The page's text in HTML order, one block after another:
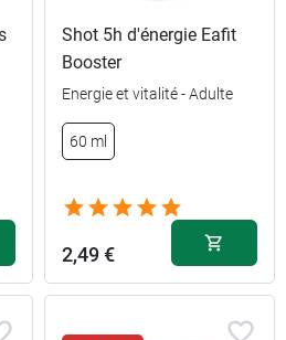
Shot 5h d'énergie Eafit
Booster
Energie et vitalité - Adulte
60 ml
2,49 €